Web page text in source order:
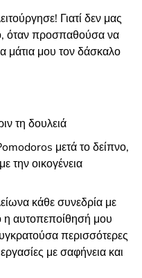
Γιατί δεν μας
όταν προσπαθούσα να
μου τον δάσκαλο
τη δουλειά
μετά το δείπνο,
την οικογένεια
κάθε συνεδρία με
η αυτοπεποίθησή μου
περισσότερες
με σαφήνεια και